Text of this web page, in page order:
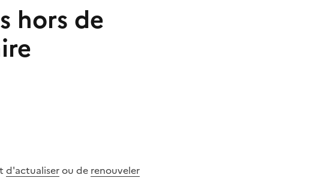
hors de
d'actualiserou de renouveler